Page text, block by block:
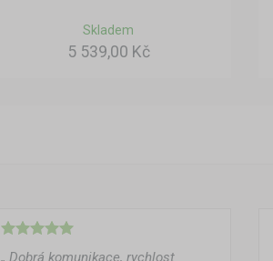
Skladem
5 539,00 Kč
„ Dobrá komunikace, rychlost